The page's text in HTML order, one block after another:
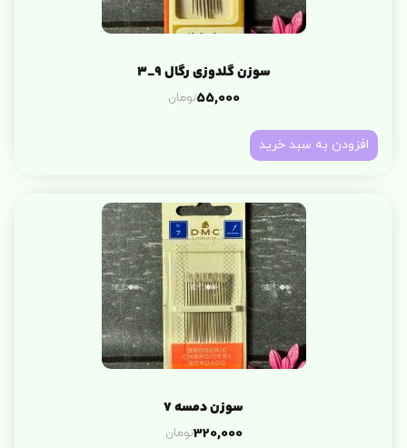
سوزن گلدوزی رگال 9_3
55,000تومان
افزودن به سبد خرید
سوزن دمسه 7
320,000تومان